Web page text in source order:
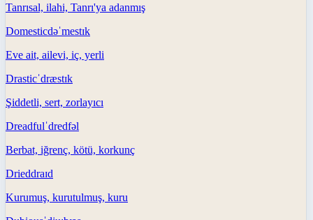
Tanrısal, ilahi, Tanrı'ya adanmış
Domesticdəˈmestɪk
Eve ait, ailevi, iç, yerli
Drasticˈdræstɪk
Şiddetli, sert, zorlayıcı
Dreadfulˈdredfəl
Berbat, iğrenç, kötü, korkunç
Drieddraɪd
Kurumuş, kurutulmuş, kuru